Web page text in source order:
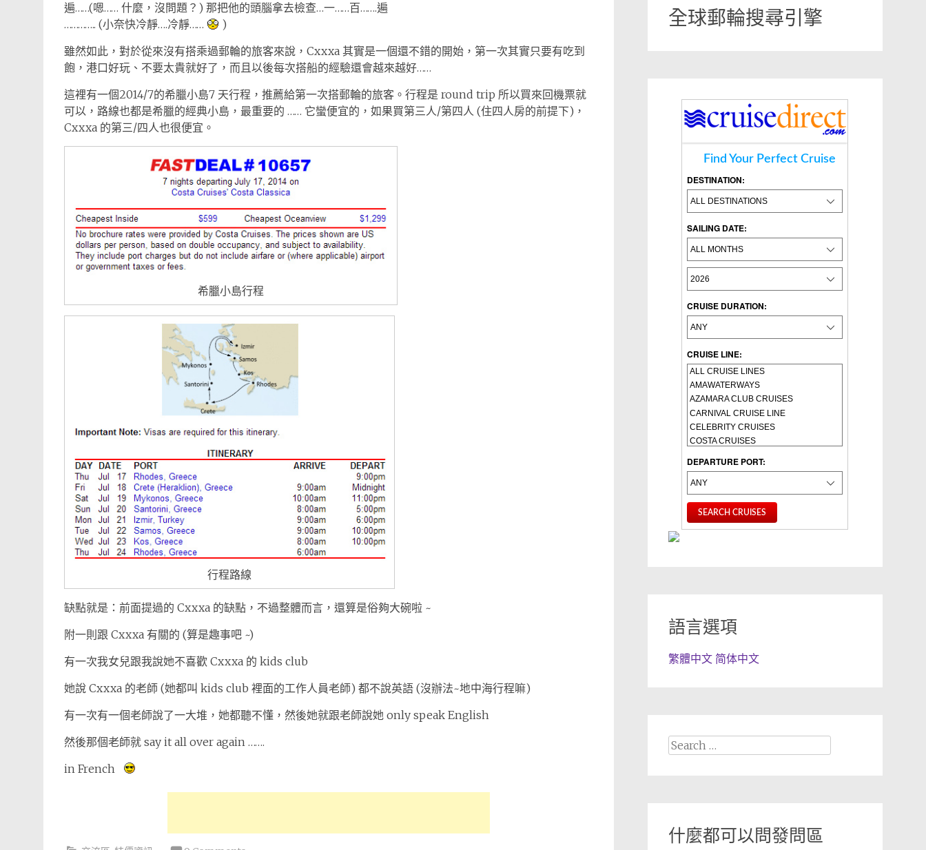
遍……(嗯…… 什麼，沒問題？) 那把他的頭腦拿去檢查…一……百…….遍
………….. (小奈快冷靜….冷靜……
)
雖然如此，對於從來沒有搭乘過郵輪的旅客來說，Cxxxa 其實是一個還不錯的開始，第一次其實只要有吃到
飽，港口好玩、不要太貴就好了，而且以後每次搭船的經驗還會越來越好……
這裡有一個2014/7的希臘小島7 天行程，推薦給第一次搭郵輪的旅客。行程是 round trip 所以買來回機票就
可以，路線也都是希臘的經典小島，最重要的 …… 它蠻便宜的，如果買第三人/第四人 (住四人房的前提下)，
Cxxxa 的第三/四人也很便宜。
希臘小島行程
行程路線
缺點就是：前面提過的 Cxxxa 的缺點，不過整體而言，還算是俗夠大碗啦 ~
附一則跟 Cxxxa 有關的 (算是趣事吧 ~)
有一次我女兒跟我說她不喜歡 Cxxxa 的 kids club
她說 Cxxxa 的老師 (她都叫 kids club 裡面的工作人員老師) 都不說英語 (沒辦法~地中海行程嘛)
有一次有一個老師說了一大堆，她都聽不懂，然後她就跟老師說她 only speak English
然後那個老師就 say it all over again …….
in French
全球郵輪搜尋引擎
Find Your Perfect Cruise
DESTINATION:
SAILING DATE:
CRUISE DURATION:
CRUISE LINE:
DEPARTURE PORT:
語言選項
繁體中文 简体中文
Search
for:
什麼都可以問發問區